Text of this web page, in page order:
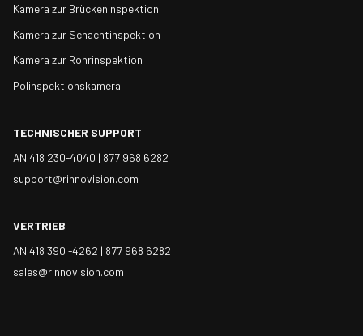
Kamera zur Brückeninspektion
Kamera zur Schachtinspektion
Kamera zur Rohrinspektion
Polinspektionskamera
TECHNISCHER SUPPORT
AN 418 230-4040 | 877 968 6282
support@rinnovision.com
VERTRIEB
AN 418 390 -4262 | 877 968 6282
sales@rinnovision.com